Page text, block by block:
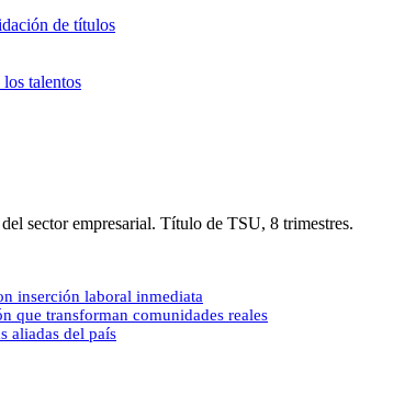
de títulos
talentos
sector empresarial. Título de TSU, 8 trimestres.
inserción laboral inmediata
que transforman comunidades reales
aliadas del país